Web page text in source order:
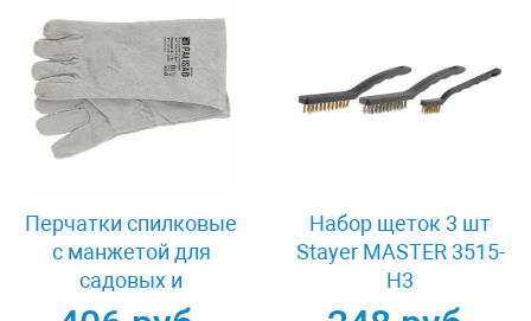
Перчатки спилковые
с манжетой для
садовых и
строительных работ,
Набор щеток 3 шт
Stayer MASTER 3515-
H3